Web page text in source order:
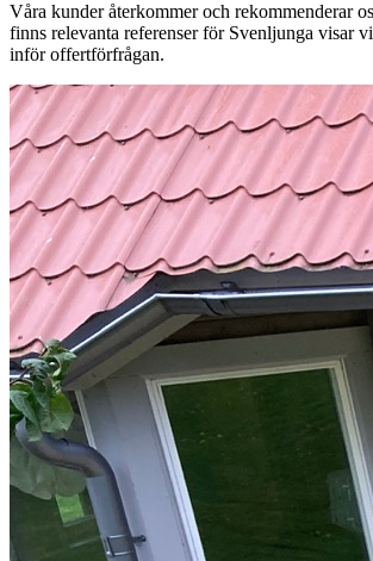
Våra kunder återkommer och rekommenderar
finns relevanta referenser för Svenljunga visar
inför offertförfrågan.